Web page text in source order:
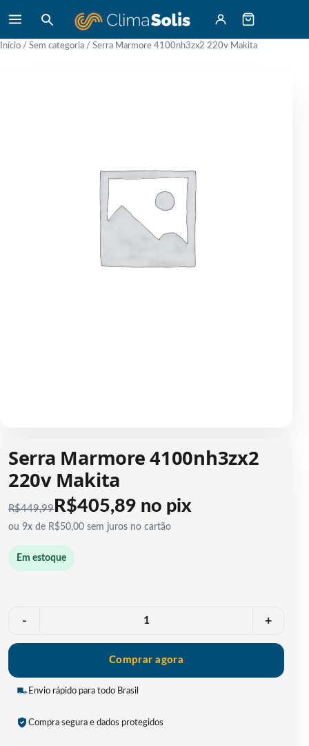
Início / Sem categoria / Serra Marmore 4100nh3zx2 220v Makita
Serra Marmore 4100nh3zx2
220v Makita
R$449,99 R$405,89 no pix
ou 9x de R$50,00 sem juros no cartão
Em estoque
- +
Comprar agora
Envio rápido para todo Brasil
Compra segura e dados protegidos